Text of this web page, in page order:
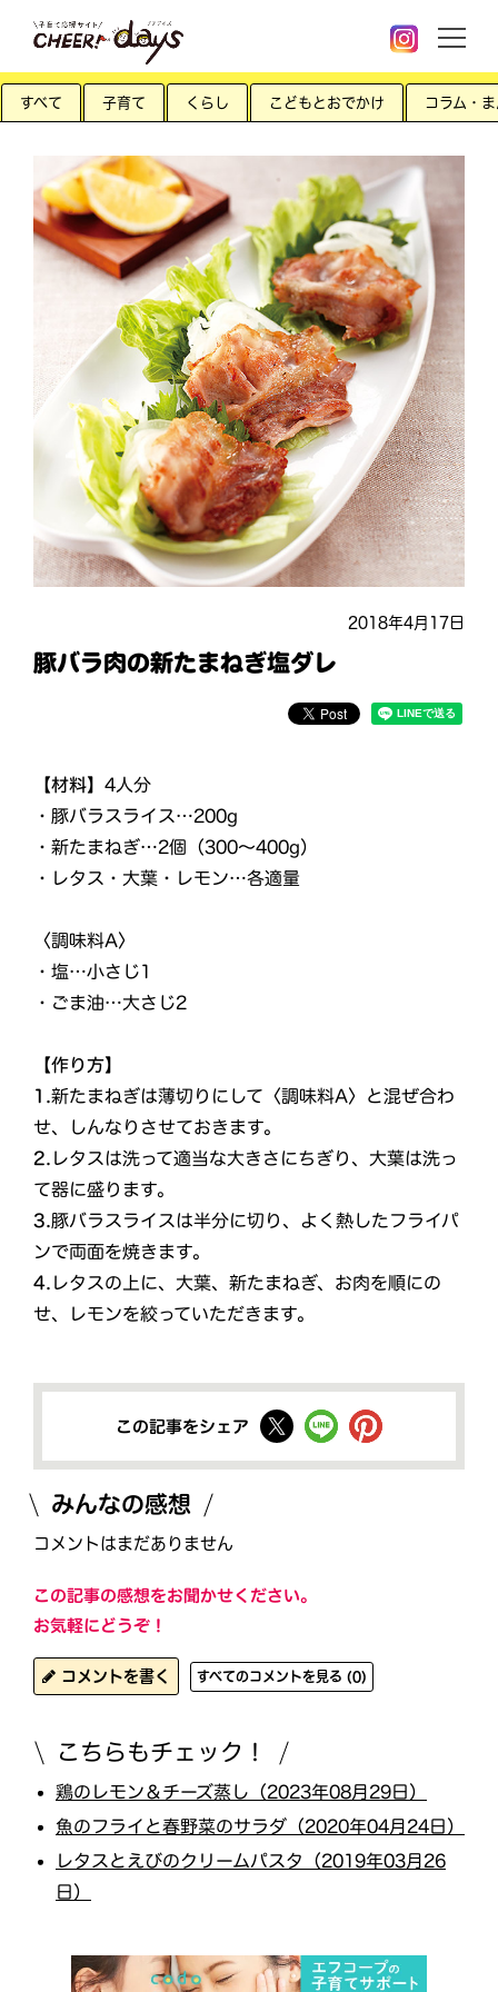
すべて 子育て くらし こどもとおでかけ コラム・
2018年4月17日
豚バラ肉の新たまねぎ塩ダレ
【材料】4人分
・豚バラスライス…200g
・新たまねぎ…2個（300～400g）
・レタス・大葉・レモン…各適量
〈調味料A〉
・塩…小さじ1
・ごま油…大さじ2
【作り方】
1. 新たまねぎは薄切りにして〈調味料A〉と混ぜ合わ
せ、しんなりさせておきます。
2. レタスは洗って適当な大きさにちぎり、大葉は洗っ
て器に盛ります。
3. 豚バラスライスは半分に切り、よく熱したフライパ
ンで両面を焼きます。
4. レタスの上に、大葉、新たまねぎ、お肉を順にの
せ、レモンを絞っていただきます。
この記事をシェア
みんなの感想
コメントはまだありません
この記事の感想をお聞かせください。
お気軽にどうぞ！
コメントを書く すべてのコメントを見る (0)
こちらもチェック！
鶏のレモン＆チーズ蒸し（2023年08月29日）
魚のフライと春野菜のサラダ（2020年04月24日）
レタスとえびのクリームパスタ（2019年03月26
日）